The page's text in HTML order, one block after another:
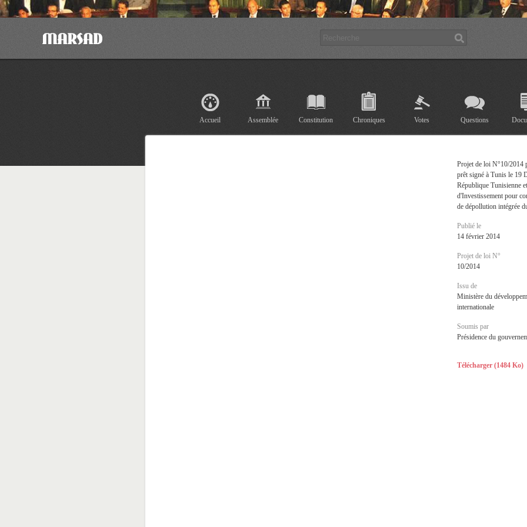
Accueil Assemblée Constitution Chroniques Votes Questions
Projet de loi N°10/2014
prêt signé à Tunis le 19
République Tunisienne
d'Investissement pour
de dépollution intégrée
Publié le
14 février 2014
Projet de loi N°
10/2014
Issu de
Ministère du
internationale
Soumis par
Présidence du
Télécharger (1484 Ko)